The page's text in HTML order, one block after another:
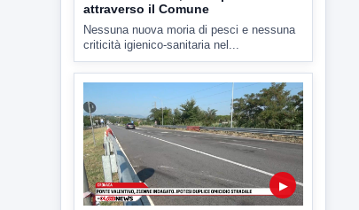
▶
7 AGOSTO 2026
Ponte Valentino,21enne indagato:
ipotesi duplice omicidio stradale